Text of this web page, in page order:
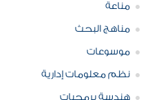
مناعة
مناهج البحث
موسوعات
نظم معلومات إدارية
هندسة برمجيات